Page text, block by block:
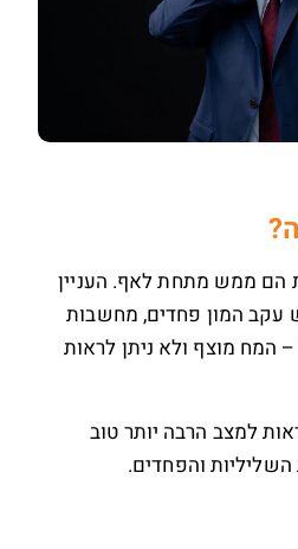
ממש מתחת לאף. העניין
המון פחדים, מחשבות
מוצף ולא ניתן לראות
למצב הרבה יותר טוב
והפחדים.